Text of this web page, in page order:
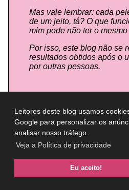
Leitores deste blog usamos
Google para personalizar os
analisar nosso tráfego.
Veja a Política de privacidade
Eu aceito!
Mas vale lembrar: cada
de um jeito, tá? O que
mim pode não ter o
Por isso, este blog não se
resultados obtidos após o
por outras pessoas.
LULU ON THE SKY - Todos os direitos